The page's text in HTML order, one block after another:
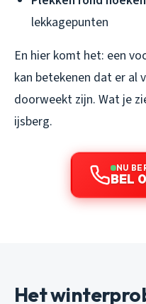
lekkagepunten
En hier komt het: een
kan betekenen dat er al
doorweekt zijn. Wat je
ijsberg.
NU
BEL
Het